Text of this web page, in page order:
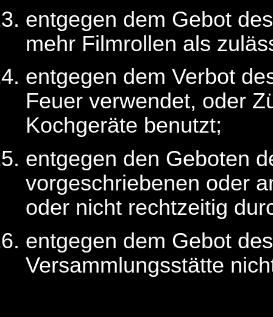
entgegen dem Gebot
mehr Filmrollen als
entgegen dem Verbot
Feuer verwendet, oder
Kochgeräte benutzt;
entgegen den Geboten
vorgeschriebenen oder
oder nicht rechtzeitig
entgegen dem Gebot
Versammlungsstätte